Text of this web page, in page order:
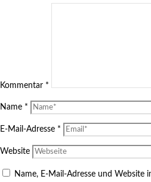
Kommentar *
Name *
E-Mail-Adresse *
Website
Name, E-Mail-Adresse und Website